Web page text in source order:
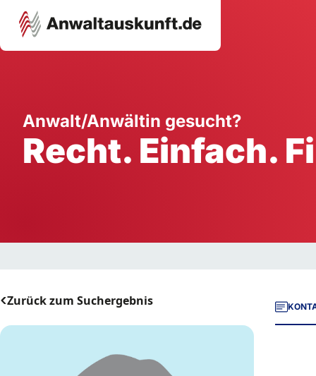
Ausbildung
Handwerk
Dienstleistung
Anwalt/Anwältin gesucht?
Recht. Einfach.
Zurück zum Suchergebnis